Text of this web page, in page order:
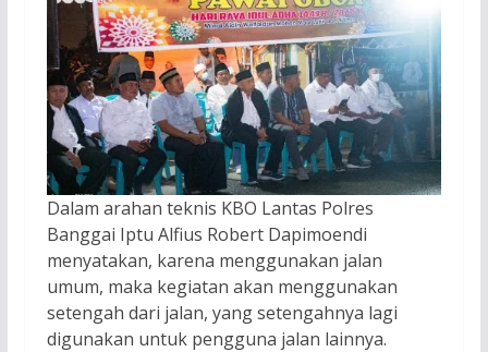
Dalam arahan teknis KBO Lantas Polres
Banggai Iptu Alfius Robert Dapimoendi
menyatakan, karena menggunakan jalan
umum, maka kegiatan akan menggunakan
setengah dari jalan, yang setengahnya lagi
digunakan untuk pengguna jalan lainnya.